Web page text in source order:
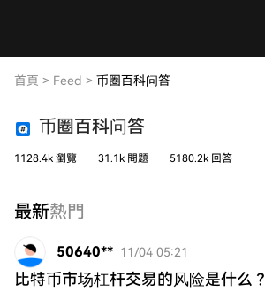
首頁 > Feed > 币圈百科问答
币圈百科问答
1128.4k 瀏覽 31.1k 問題 5180.2k 回答
最新熱門
50640** 11/04 05:21
比特币市场杠杆交易的风险是什么？